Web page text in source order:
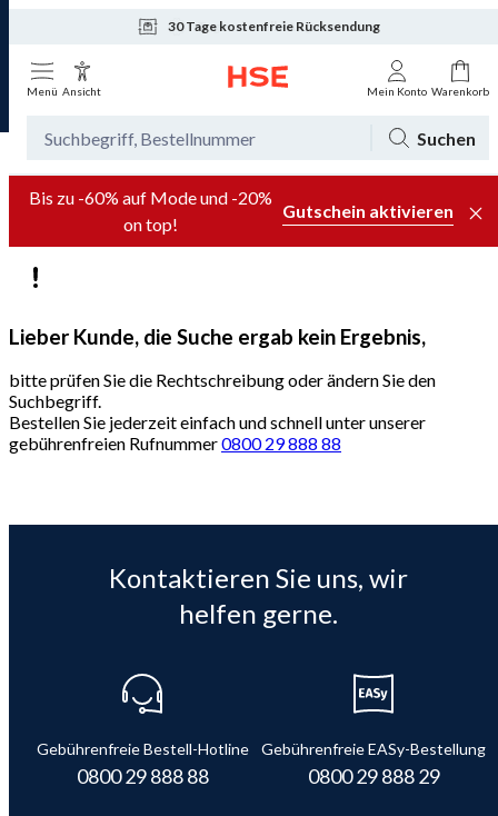
30 Tage kostenfreie Rücksendung
Tagesaktuelle Angebote
Menü Ansicht Mein Konto Warenkorb
Suchen
Bis zu -60% auf Mode und -20%
on top!
Gutschein aktivieren
Lieber Kunde, die Suche ergab kein Ergebnis,
bitte prüfen Sie die Rechtschreibung oder ändern Sie den
Suchbegriff.
Bestellen Sie jederzeit einfach und schnell unter unserer
gebührenfreien Rufnummer0800 29 888 88
Kontaktieren Sie uns, wir
helfen gerne.
Gebührenfreie Bestell-Hotline
0800 29 888 88
Gebührenfreie EASy-Bestellung
0800 29 888 29